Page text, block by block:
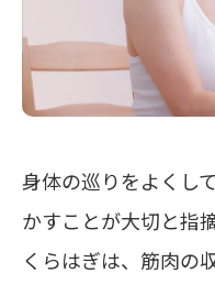
身体の巡りをよくし
かすことが大切と指
くらはぎは、筋肉の